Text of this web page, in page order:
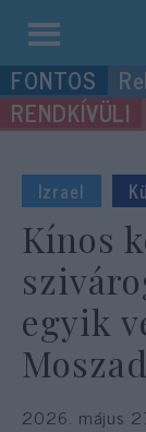
Kilépés
a
tartalomba
Izrael
Kínos
egyik
Moszad
2026. május